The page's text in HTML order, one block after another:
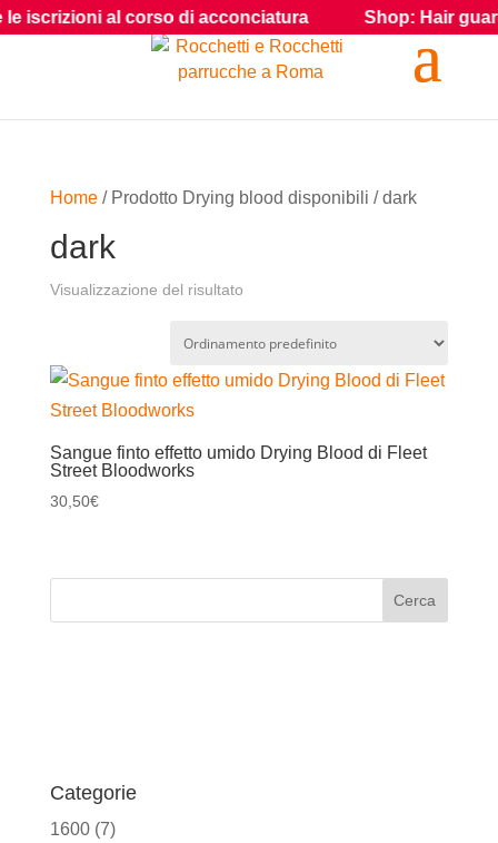
Home/ Prodotto Drying blood disponibili / dark
dark
Visualizzazione del risultato
Sangue finto effetto umido Drying Blood di Fleet
Street Bloodworks
30,50€
Categorie
1600(7)
al corso di acconciatura Shop: Hair